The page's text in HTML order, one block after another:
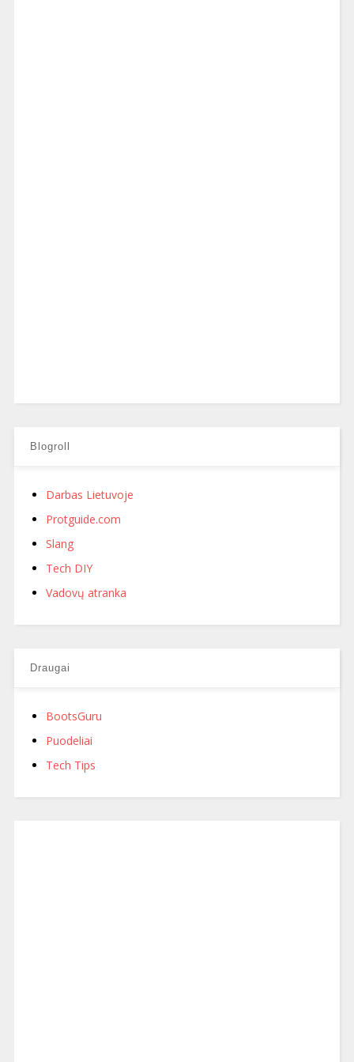
Blogroll
Darbas Lietuvoje
Protguide.com
Slang
Tech DIY
Vadovų atranka
Draugai
BootsGuru
Puodeliai
Tech Tips